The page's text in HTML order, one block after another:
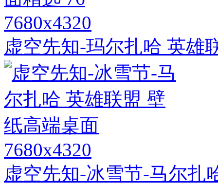
7680x4320
虚空先知-玛尔扎哈 英雄
7680x4320
虚空先知-冰雪节-马尔扎